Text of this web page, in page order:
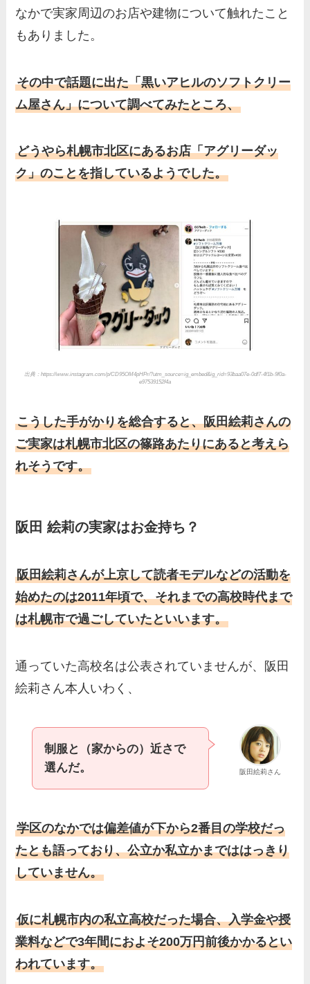
なかで実家周辺のお店や建物について触れたこと
もありました。
その中で話題に出た「黒いアヒルのソフトクリー
ム屋さん」について調べてみたところ、
どうやら札幌市北区にあるお店「アグリーダッ
ク」のことを指しているようでした。
出典：https://www.instagram.com/p/CD95OM4pHPr/?utm_source=ig_embed&ig_rid=93baa07e-0df7-4f1b-9f0a-
e97539152f4a
こうした手がかりを総合すると、阪田絵莉さんの
ご実家は札幌市北区の篠路あたりにあると考えら
れそうです。
阪田 絵莉の実家はお金持ち？
阪田絵莉さんが上京して読者モデルなどの活動を
始めたのは2011年頃で、それまでの高校時代まで
は札幌市で過ごしていたといいます。
通っていた高校名は公表されていませんが、阪田
絵莉さん本人いわく、
阪田絵莉さん
制服と（家からの）近さで
選んだ。
学区のなかでは偏差値が下から2番目の学校だっ
たとも語っており、公立か私立かまでははっきり
していません。
仮に札幌市内の私立高校だった場合、入学金や授
業料などで3年間におよそ200万円前後かかるとい
われています。